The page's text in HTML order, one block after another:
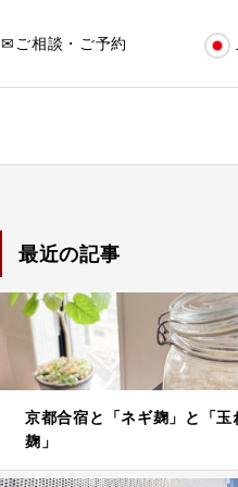
✉ご相談・ご予約
最近の記事
京都合宿と「ネギ麹」と「玉
麹」